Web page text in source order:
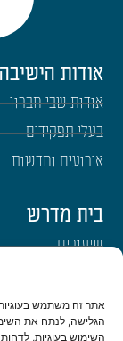
הגלישה, לנתח את
השימוש בעוגיות,
אודות הישיבה
אודות שבי חברון
בעלי תפקידים
אירועים וחדשות
בית מדרש
שיעורים
ימי עיון